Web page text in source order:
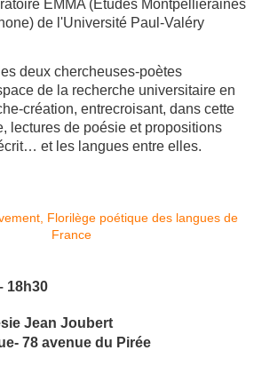
EMMA (Études Montpelliéraines
de l'Université Paul-Valéry
deux chercheuses-poètes
de la recherche universitaire en
création, entrecroisant, dans cette
lectures de poésie et propositions
et les langues entre elles.
18h30
Jean Joubert
78 avenue du Pirée